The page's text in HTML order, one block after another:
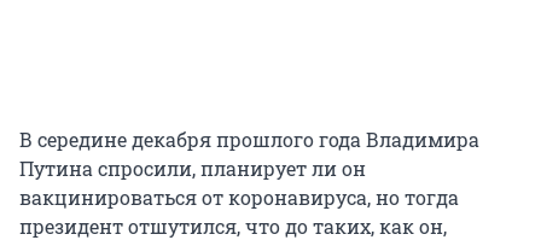
В середине декабря прошлого года Владимира
Путина спросили, планирует ли он
вакцинироваться от коронавируса, но тогда
президент отшутился, что до таких, как он,